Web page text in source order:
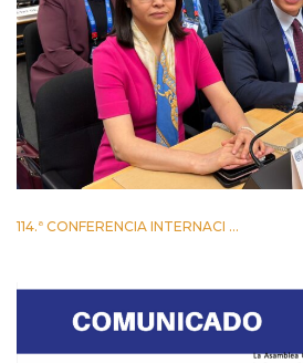
114.ª CONFERENCIA INTERNACI ...